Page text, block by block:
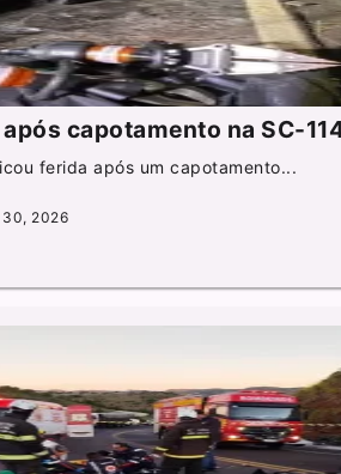
capotamento na SC-
ferida após um capotamento...
2026